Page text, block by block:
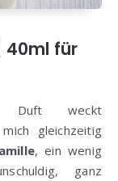
40ml für
Duft weckt
gleichzeitig
, ein wenig
ganz